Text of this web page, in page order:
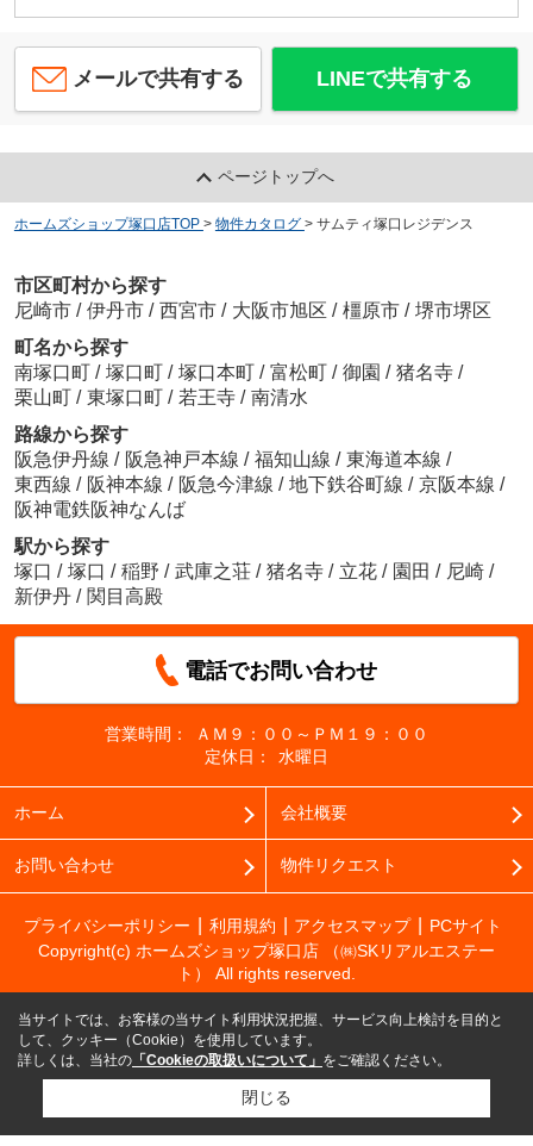
メールで共有する LINEで共有する
ページトップへ
ホームズショップ塚口店TOP > 物件カタログ > サムティ塚口レジデンス
市区町村から探す
尼崎市 / 伊丹市 / 西宮市 / 大阪市旭区 / 橿原市 / 堺市堺区
町名から探す
南塚口町 / 塚口町 / 塚口本町 / 富松町 / 御園 / 猪名寺 /
栗山町 / 東塚口町 / 若王寺 / 南清水
路線から探す
阪急伊丹線 / 阪急神戸本線 / 福知山線 / 東海道本線 /
東西線 / 阪神本線 / 阪急今津線 / 地下鉄谷町線 / 京阪本線 /
阪神電鉄阪神なんば
駅から探す
塚口 / 塚口 / 稲野 / 武庫之荘 / 猪名寺 / 立花 / 園田 / 尼崎 /
新伊丹 / 関目高殿
電話でお問い合わせ
営業時間：
ＡＭ９：００～ＰＭ１９：００
定休日：
水曜日
ホーム 会社概要
お問い合わせ 物件リクエスト
プライバシーポリシー 利用規約 アクセスマップ
PCサイト
Copyright(c) ホームズショップ塚口店 （㈱SKリアルエステー
ト） All rights reserved.
当サイトでは、お客様の当サイト利用状況把握、サービス向上検討を目的と
して、クッキー（Cookie）を使用しています。
詳しくは、当社の 「Cookieの取扱いについて」 をご確認ください。
閉じる